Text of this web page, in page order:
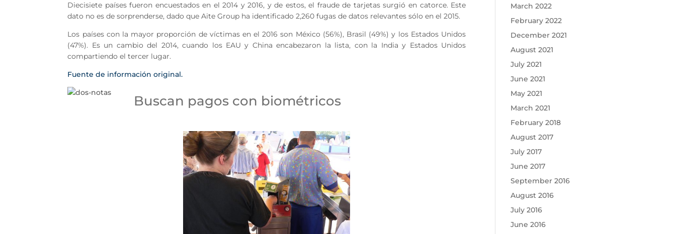
Diecisiete países fueron encuestados en el 2014 y 2016, y de estos, el fraude de tarjetas surgió en catorce. Este
dato no es de sorprenderse, dado que Aite Group ha identificado 2,260 fugas de datos relevantes sólo en el 2015.
Los países con la mayor proporción de víctimas en el 2016 son México (56%), Brasil (49%) y los Estados Unidos
(47%). Es un cambio del 2014, cuando los EAU y China encabezaron la lista, con la India y Estados Unidos
compartiendo el tercer lugar.
Fuente de información original.
Buscan pagos con biométricos
March 2022
February 2022
December 2021
August 2021
July 2021
June 2021
May 2021
March 2021
February 2018
August 2017
July 2017
June 2017
September 2016
August 2016
July 2016
June 2016